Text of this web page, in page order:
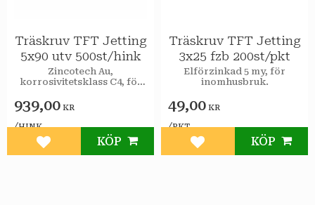
Träskruv TFT Jetting
5x90 utv 500st/hink
Zincotech Au,
korrosivitetsklass C4, för
939,00 KR
/HINK
Lägg till i favoriter
KÖP
Träskruv TFT Jetting
3x25 fzb 200st/pkt
Elförzinkad 5 my, för
inomhusbruk.
49,00 KR
/PKT
Lägg till i favoriter
KÖP